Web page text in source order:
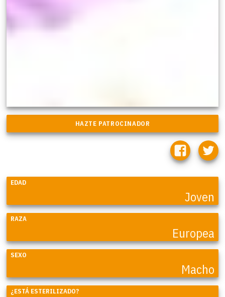
EDAD
Joven
RAZA
Europea
SEXO
Macho
¿ESTÁ ESTERILIZADO?